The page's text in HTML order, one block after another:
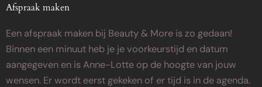
Afspraak maken
Een afspraak maken bij Beauty & More is zo gedaan!
Binnen een minuut heb je je voorkeurstijd en datum
aangegeven en is Anne-Lotte op de hoogte van jouw
wensen. Er wordt eerst gekeken of er tijd is in de agenda.